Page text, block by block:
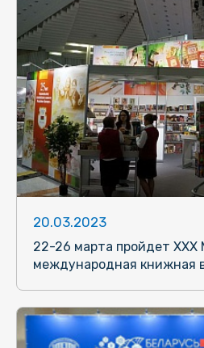
20.03.2023
22-26 марта пройдет XXХ
международная книжная